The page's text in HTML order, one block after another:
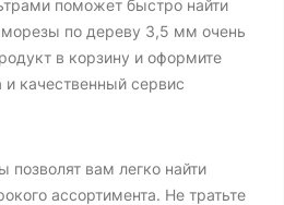
поможет быстро найти
по дереву 3,5 мм очень
в корзину и оформите
качественный сервис
вам легко найти
ассортимента. Не тратьте